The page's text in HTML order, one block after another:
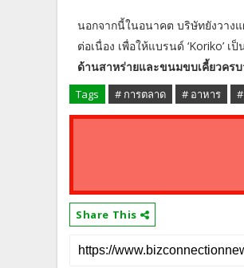
นอกจากนี้ในอนาคต บริษัทยังวาง
ต่อเนื่อง เพื่อให้แบรนด์ ‘Koriko’
ด้านสาหร่ายและขนมขบเคี้ยวครบ
Tags # การตลาด # อาหาร
Share This